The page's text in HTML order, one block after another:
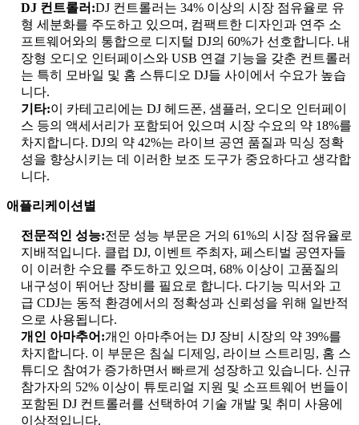
DJ 컨트롤러:DJ 컨트롤러는 34% 이상의 시장 점유율로 유
형 세분화를 주도하고 있으며, 컴팩트한 디자인과 연주 소
프트웨어와의 통합으로 디지털 DJ의 60%가 선호합니다. 내
장형 오디오 인터페이스와 USB 연결 기능을 갖춘 컨트롤러
는 특히 모바일 및 홈 스튜디오 DJ들 사이에서 수요가 높습
니다.
기타:이 카테고리에는 DJ 헤드폰, 샘플러, 오디오 인터페이
스 등의 액세서리가 포함되어 있으며 시장 수요의 약 18%를
차지합니다. DJ의 약 42%는 라이브 공연 품질과 믹싱 정확
성을 향상시키는 데 이러한 보조 도구가 중요하다고 생각합
니다.
애플리케이션별
전문적인 성능:전문 성능 부문은 거의 61%의 시장 점유율로
지배적입니다. 클럽 DJ, 이벤트 주최자, 페스티벌 공연자들
이 이러한 수요를 주도하고 있으며, 68% 이상이 고품질의
내구성이 뛰어난 장비를 필요로 합니다. 다기능 믹서와 고
급 CDJ는 동적 환경에서의 정확성과 신뢰성을 위해 일반적
으로 사용됩니다.
개인 아마추어:개인 아마추어는 DJ 장비 시장의 약 39%를
차지합니다. 이 부문은 침실 디제잉, 라이브 스트리밍, 홈 스
튜디오 참여가 증가하면서 빠르게 성장하고 있습니다. 신규
참가자의 52% 이상이 튜토리얼 지원 및 소프트웨어 번들이
포함된 DJ 컨트롤러를 선택하여 기술 개발 및 취미 사용에
이상적입니다.